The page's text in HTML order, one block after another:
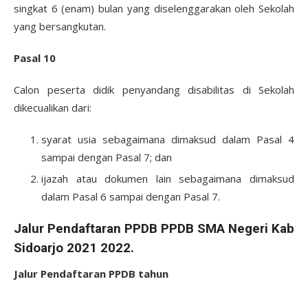
singkat 6 (enam) bulan yang diselenggarakan oleh Sekolah
yang bersangkutan.
Pasal 10
Calon peserta didik penyandang disabilitas di Sekolah
dikecualikan dari:
syarat usia sebagaimana dimaksud dalam Pasal 4
sampai dengan Pasal 7; dan
ijazah atau dokumen lain sebagaimana dimaksud
dalam Pasal 6 sampai dengan Pasal 7.
Jalur Pendaftaran PPDB PPDB SMA Negeri Kab
Sidoarjo 2021 2022.
Jalur Pendaftaran PPDB tahun